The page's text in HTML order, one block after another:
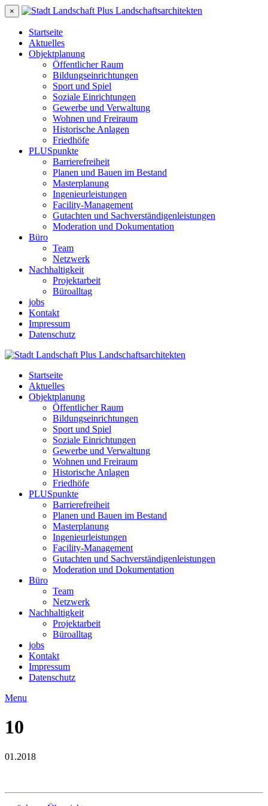
×
Startseite
Aktuelles
Objektplanung
Öffentlicher Raum
Bildungseinrichtungen
Sport und Spiel
Soziale Einrichtungen
Gewerbe und Verwaltung
Wohnen und Freiraum
Historische Anlagen
Friedhöfe
PLUSpunkte
Barrierefreiheit
Planen und Bauen im Bestand
Masterplanung
Ingenieurleistungen
Facility-Management
Gutachten und Sachverständigenleistungen
Moderation und Dokumentation
Büro
Team
Netzwerk
Nachhaltigkeit
Projektarbeit
Büroalltag
jobs
Kontakt
Impressum
Datenschutz
Startseite
Aktuelles
Objektplanung
Öffentlicher Raum
Bildungseinrichtungen
Sport und Spiel
Soziale Einrichtungen
Gewerbe und Verwaltung
Wohnen und Freiraum
Historische Anlagen
Friedhöfe
PLUSpunkte
Barrierefreiheit
Planen und Bauen im Bestand
Masterplanung
Ingenieurleistungen
Facility-Management
Gutachten und Sachverständigenleistungen
Moderation und Dokumentation
Büro
Team
Netzwerk
Nachhaltigkeit
Projektarbeit
Büroalltag
jobs
Kontakt
Impressum
Datenschutz
Menu
10
01.2018